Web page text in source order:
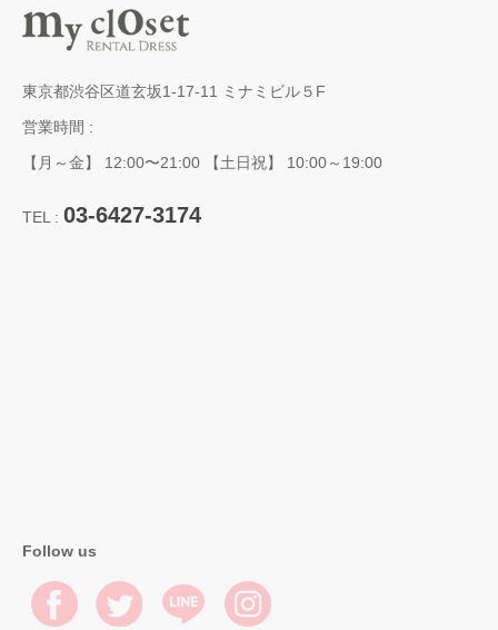
東京都渋谷区道玄坂1-17-11 ミナミビル５F
営業時間 :
【月～金】 12:00〜21:00 【土日祝】 10:00～19:00
TEL : 03-6427-3174
Follow us